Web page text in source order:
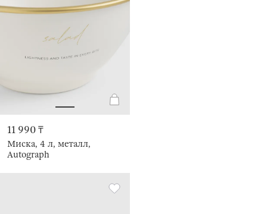
11 990 ₸
Миска, 4 л, металл,
Autograph